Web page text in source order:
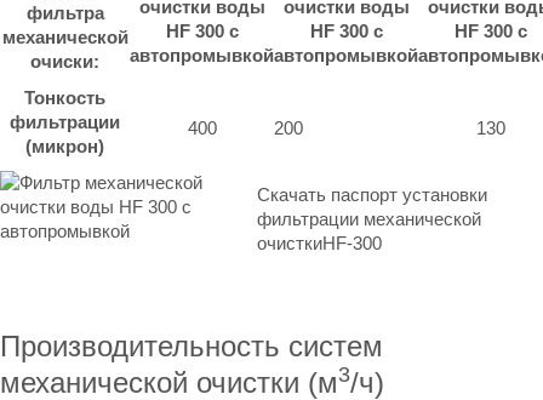
фильтра
механической
очиски:
Тонкость
фильтрации
(микрон)
400 200 130
Скачать паспорт установки
фильтрации механической
очисткиHF-300
Производительность систем
механической очистки (м3/ч)